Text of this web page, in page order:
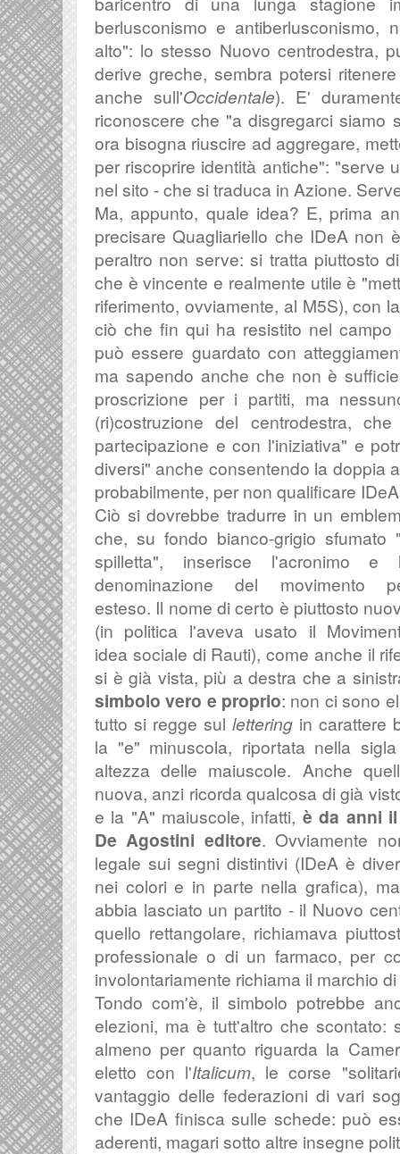
berlusconismo e
alto": lo stesso Nuovo centrodestra,
derive greche, sembra potersi
anche sull'Occidentale). E'
riconoscere che "a disgregarci siamo
ora bisogna riuscire ad aggregare,
per riscoprire identità antiche": "serve
nel sito - che si traduca in Azione.
Ma, appunto, quale idea? E, prima
precisare Quagliariello che IDeA non
peraltro non serve: si tratta piuttosto
che èvincente e realmente utile è
riferimento, ovviamente, al M5S), con
ciò che fin qui ha resistito nel campo
può essere guardato con
ma sapendo anche che non è
proscrizione per i partiti, ma
(ri)costruzione del centrodestra,
partecipazione e con l'iniziativa" e
diversi" anche consentendo la doppia
probabilmente, per non qualificare
Ciò si dovrebbe tradurre in un
che, su fondo bianco-grigio sfumato
spilletta", inserisce l'acronimo e
denominazione del movimento
esteso. Il nome di certo è piuttosto
(in politica l'aveva usato il
idea sociale di Rauti), come anche il
si è già vista, più a destra che a
simbolo vero e proprio: non ci sono
tutto si regge sul lettering in carattere
la "e" minuscola, riportata nella
altezza delle maiuscole. Anche
nuova, anzi ricorda qualcosa di già
e la "A" maiuscole, infatti, è da anni
De Agostini editore. Ovviamente
legale sui segni distintivi (IDeA è
nei colori e in parte nella grafica),
abbia lasciato un partito - il Nuovo
quello rettangolare, richiamava
professionale o di un farmaco, per
involontariamente richiama il marchio
Tondo com'è, il simbolo potrebbe
elezioni, ma è tutt'altro che scontato:
almeno per quanto riguarda la
eletto con l'Italicum, le corse
vantaggio delle federazioni di vari
che IDeA finisca sulle schede: può
aderenti, magari sotto altre insegne